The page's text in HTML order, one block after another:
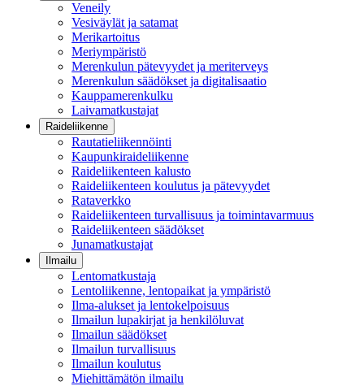
Veneily
Vesiväylät ja satamat
Merikartoitus
Meriympäristö
Merenkulun pätevyydet ja meriterveys
Merenkulun säädökset ja digitalisaatio
Kauppamerenkulku
Laivamatkustajat
Raideliikenne
Rautatieliikennöinti
Kaupunkiraideliikenne
Raideliikenteen kalusto
Raideliikenteen koulutus ja pätevyydet
Rataverkko
Raideliikenteen turvallisuus ja toimintavarmuus
Raideliikenteen säädökset
Junamatkustajat
Ilmailu
Lentomatkustaja
Lentoliikenne, lentopaikat ja ympäristö
Ilma-alukset ja lentokelpoisuus
Ilmailun lupakirjat ja henkilöluvat
Ilmailun säädökset
Ilmailun turvallisuus
Ilmailun koulutus
Miehittämätön ilmailu